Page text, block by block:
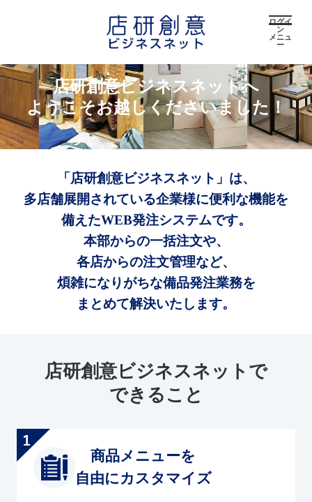
ログイ
ン
メニュ
ー
店研創意ビジネスネットへ
ようこそお越しくださいました！
「店研創意ビジネスネット」は、
多店舗展開されている企業様に便利な機能を
備えたWEB発注システムです。
本部からの一括注文や、
各店からの注文管理など、
煩雑になりがちな備品発注業務を
まとめて解決いたします。
店研創意ビジネスネットで
できること
商品メニューを
自由にカスタマイズ